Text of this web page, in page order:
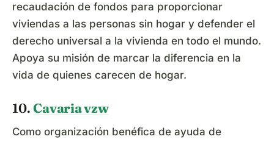
recaudación de fondos para proporcionar
viviendas a las personas sin hogar y defender el
derecho universal a la vivienda en todo el mundo.
Apoya su misión de marcar la diferencia en la
vida de quienes carecen de hogar.
10.Cavaria vzw
Como organización benéfica de ayuda de